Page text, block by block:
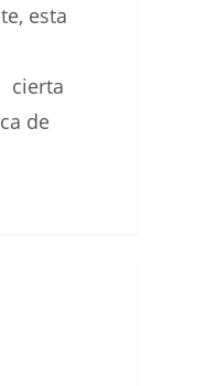
esta
cierta
de